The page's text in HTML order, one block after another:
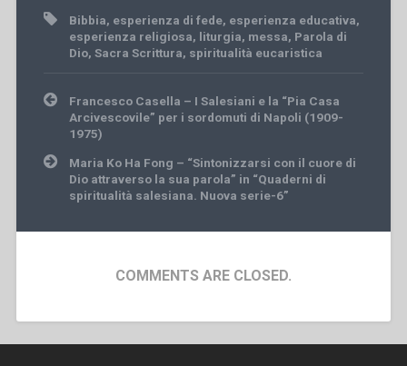
Bibbia, esperienza di fede, esperienza educativa,
esperienza religiosa, liturgia, messa, Parola di
Dio, Sacra Scrittura, spiritualità eucaristica
Post
navigation
Francesco Casella – I Salesiani e la “Pia Casa
Arcivescovile” per i sordomuti di Napoli (1909-
1975)
Maria Ko Ha Fong – “Sintonizzarsi con il cuore di
Dio attraverso la sua parola” in “Quaderni di
spiritualità salesiana. Nuova serie-6”
COMMENTS ARE CLOSED.